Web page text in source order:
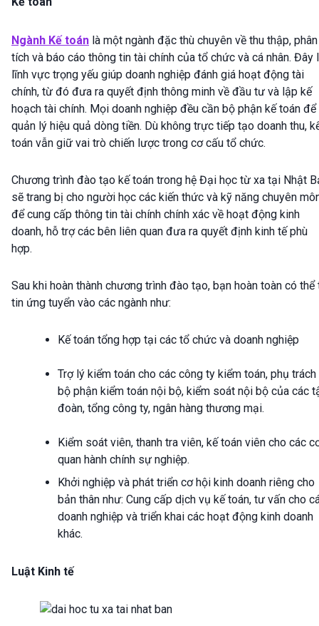
Ngành Kế toán là một ngành đặc thù chuyên về thu thập, phân
tích và báo cáo thông tin tài chính của tổ chức và cá nhân. Đây
lĩnh vực trọng yếu giúp doanh nghiệp đánh giá hoạt động tài
chính, từ đó đưa ra quyết định thông minh về đầu tư và lập kế
hoạch tài chính. Mọi doanh nghiệp đều cần bộ phận kế toán để
quản lý hiệu quả dòng tiền. Dù không trực tiếp tạo doanh thu,
toán vẫn giữ vai trò chiến lược trong cơ cấu tổ chức.
Chương trình đào tạo kế toán trong hệ Đại học từ xa tại Nhật
sẽ trang bị cho người học các kiến thức và kỹ năng chuyên
để cung cấp thông tin tài chính chính xác về hoạt động kinh
doanh, hỗ trợ các bên liên quan đưa ra quyết định kinh tế phù
hợp.
Sau khi hoàn thành chương trình đào tạo, bạn hoàn toàn có thể
tin ứng tuyển vào các ngành như:
Kế toán tổng hợp tại các tổ chức và doanh nghiệp
Trợ lý kiểm toán cho các công ty kiểm toán, phụ trách
bộ phận kiểm toán nội bộ, kiểm soát nội bộ của các
đoàn, tổng công ty, ngân hàng thương mại.
Kiểm soát viên, thanh tra viên, kế toán viên cho các
quan hành chính sự nghiệp.
Khởi nghiệp và phát triển cơ hội kinh doanh riêng cho
bản thân như: Cung cấp dịch vụ kế toán, tư vấn cho
doanh nghiệp và triển khai các hoạt động kinh doanh
khác.
Luật Kinh tế